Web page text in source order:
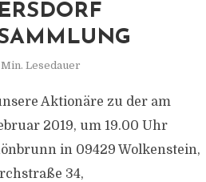
H
Lesedauer
Aktionäre zu der am
2019, um 19.00 Uhr
in 09429 Wolkenstein,
34,